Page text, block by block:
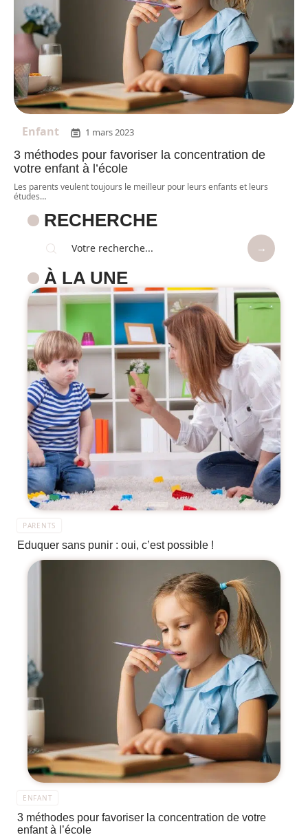
Enfant 1 mars 2023
3 méthodes pour favoriser la concentration de
votre enfant à l’école
Les parents veulent toujours le meilleur pour leurs enfants et leurs
études…
RECHERCHE
À LA UNE
PARENTS
Eduquer sans punir : oui, c’est possible !
ENFANT
3 méthodes pour favoriser la concentration de votre
enfant à l’école